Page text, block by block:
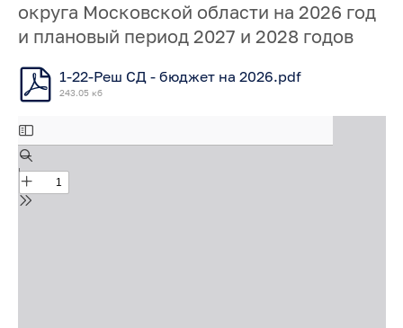
округа Московской области на 2026 год
и плановый период 2027 и 2028 годов
1-22-Реш СД - бюджет на 2026.pdf
243.05 кб